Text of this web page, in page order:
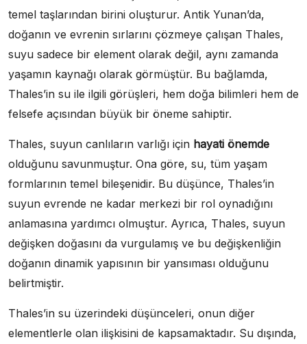
temel taşlarından birini oluşturur. Antik Yunan’da,
doğanın ve evrenin sırlarını çözmeye çalışan Thales,
suyu sadece bir element olarak değil, aynı zamanda
yaşamın kaynağı olarak görmüştür. Bu bağlamda,
Thales’in su ile ilgili görüşleri, hem doğa bilimleri hem de
felsefe açısından büyük bir öneme sahiptir.
Thales, suyun canlıların varlığı için hayati önemde
olduğunu savunmuştur. Ona göre, su, tüm yaşam
formlarının temel bileşenidir. Bu düşünce, Thales’in
suyun evrende ne kadar merkezi bir rol oynadığını
anlamasına yardımcı olmuştur. Ayrıca, Thales, suyun
değişken doğasını da vurgulamış ve bu değişkenliğin
doğanın dinamik yapısının bir yansıması olduğunu
belirtmiştir.
Thales’in su üzerindeki düşünceleri, onun diğer
elementlerle olan ilişkisini de kapsamaktadır. Su dışında,